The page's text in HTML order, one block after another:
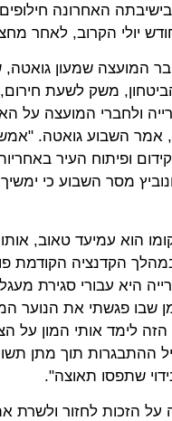
בישיבתה האחרונה
יולי הקרוב, לאחר
המועצה שמעון
הביטחון, משק לשעת
ולחברי המועצה על
אמר השבוע גואטה.
ופיתוח העיר
מסר השבוע כי
הוא עמיעד טאוב, אותו
הקדנציה הקודמת
היא עבורי סגירת
שבו פגשתי את הנוער
לימד אותי המון על
ההתבגרות תוך מתן
שתפסו תאוצה".
על הזכות לחזור ולשרת